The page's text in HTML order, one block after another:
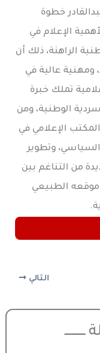
خطوة
الإعلام في
الراهنة، ذلك أن
ومهنية عالية في
تملك خبرة
الوطنية، ومن
الإعلامي في
وتطوير
من التناغم بين
موقعه الطبيعي
التالي